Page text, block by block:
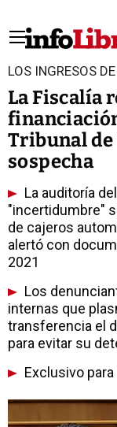
LOS INGRESOS
La Fiscalía
Tribunal de
sospecha
La auditoría
"incertidumbre"
de cajeros
alertó con
2021
Los
internas que
transferencia el
para evitar su
Exclusivo